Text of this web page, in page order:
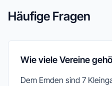
Häufige Fragen
Wie viele Vereine
Dem Emden sind 7